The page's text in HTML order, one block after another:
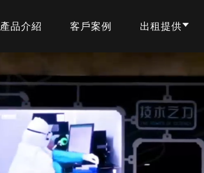
產品介紹 客戶案例 出租提供